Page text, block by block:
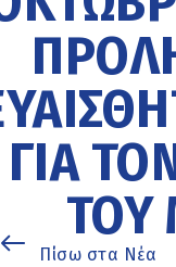
περιεχόμενο
ΓΙΑ
ΤΟΥ
Πίσω στα Νέα